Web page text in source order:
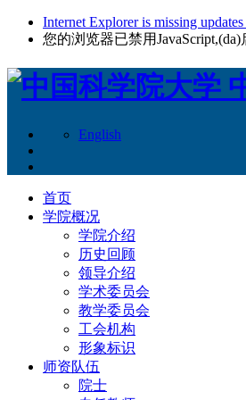
Internet Explorer is missing
您的浏览器已禁用
English
首页
学院概况
学院介绍
历史回顾
领导介绍
学术委员会
教学委员会
工会机构
形象标识
师资队伍
院士